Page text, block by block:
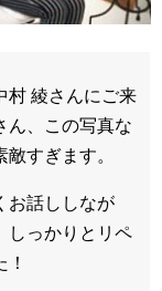
村 綾さんにご来
ん、この写真な
すぎます。
お話ししなが
しっかりとリペ